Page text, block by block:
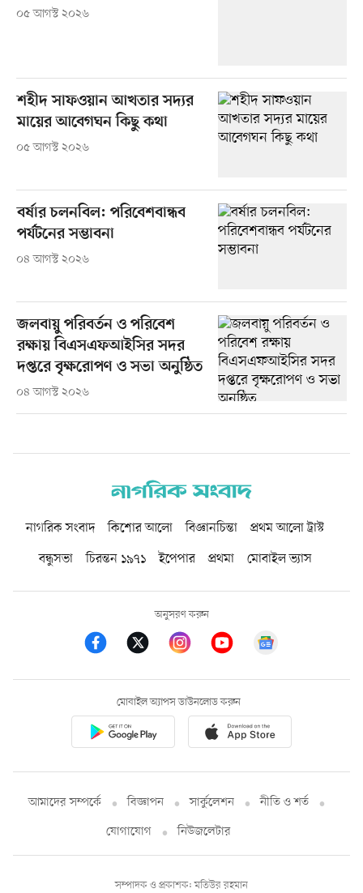
০৫ আগস্ট ২০২৬
শহীদ সাফওয়ান আখতার সদ্যর
মায়ের আবেগঘন কিছু কথা
০৫ আগস্ট ২০২৬
বর্ষার চলনবিল: পরিবেশবান্ধব
পর্যটনের সম্ভাবনা
০৪ আগস্ট ২০২৬
জলবায়ু পরিবর্তন ও পরিবেশ
রক্ষায় বিএসএফআইসির সদর
দপ্তরে বৃক্ষরোপণ ও সভা অনুষ্ঠিত
০৪ আগস্ট ২০২৬
নাগরিক সংবাদ কিশোর আলো বিজ্ঞানচিন্তা
প্রথম আলো ট্রাস্ট
বন্ধুসভা
চিরন্তন ১৯৭১ ইপেপার প্রথমা মোবাইল ভ্যাস
অনুসরণ করুন
মোবাইল অ্যাপস ডাউনলোড করুন
আমাদের সম্পর্কে বিজ্ঞাপন সার্কুলেশন
নীতি ও শর্ত
যোগাযোগ
নিউজলেটার
সম্পাদক ও প্রকাশক: মতিউর রহমান